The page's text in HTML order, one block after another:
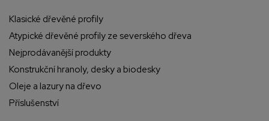
Klasické dřevěné profily
Atypické dřevěné profily ze severského dřeva
Nejprodávanější produkty
Konstrukční hranoly, desky a biodesky
Oleje a lazury na dřevo
Příslušenství